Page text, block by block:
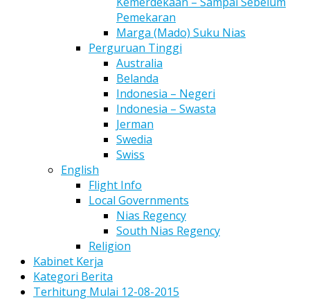
Pemekaran
Marga (Mado) Suku Nias
Perguruan Tinggi
Australia
Belanda
Indonesia – Negeri
Indonesia – Swasta
Jerman
Swedia
Swiss
English
Flight Info
Local Governments
Nias Regency
South Nias Regency
Religion
Kabinet Kerja
Kategori Berita
Terhitung Mulai 12-08-2015